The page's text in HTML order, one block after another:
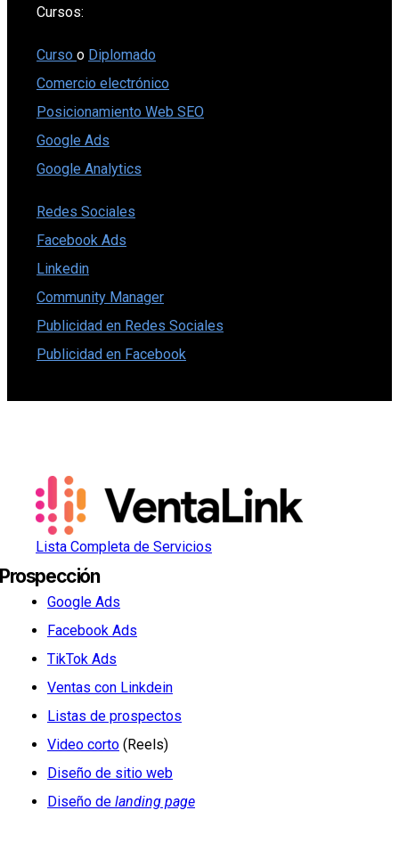
Cursos:
Curso o Diplomado
Comercio electrónico
Posicionamiento Web SEO
Google Ads
Google Analytics
Redes Sociales
Facebook Ads
Linkedin
Community Manager
Publicidad en Redes Sociales
Publicidad en Facebook
Lista Completa de Servicios
Prospección
Google Ads
Facebook Ads
TikTok Ads
Ventas con Linkdein
Listas de prospectos
Video corto (Reels)
Diseño de sitio web
Diseño de landing page